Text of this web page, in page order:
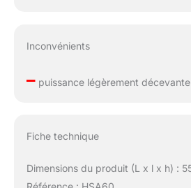
Inconvénients
–puissance légèrement décevante
Fiche technique
Dimensions du produit (L x l x h) :